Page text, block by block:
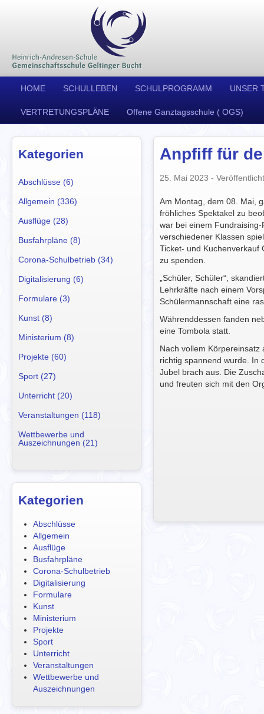
HOME SCHULLEBEN SCHULPROGRAMM UNSER
VERTRETUNGSPLÄNE Offene Ganztagsschule ( OGS)
Kategorien
Abschlüsse (6)
Allgemein (336)
Ausflüge (28)
Busfahrpläne (8)
Corona-Schulbetrieb (34)
Digitalisierung (6)
Formulare (3)
Kunst (8)
Ministerium (8)
Projekte (60)
Sport (27)
Unterricht (20)
Veranstaltungen (118)
Wettbewerbe und
Auszeichnungen (21)
Kategorien
Abschlüsse
Allgemein
Ausflüge
Busfahrpläne
Corona-Schulbetrieb
Digitalisierung
Formulare
Kunst
Ministerium
Projekte
Sport
Unterricht
Veranstaltungen
Wettbewerbe und
Auszeichnungen
Anpfiff für
25. Mai 2023 -
Am Montag, dem 08. Mai,
fröhliches Spektakel zu
war bei einem
verschiedener Klassen
Ticket- und Kuchenverkauf
zu spenden.
„Schüler, Schüler“,
Lehrkräfte nach einem
Schülermannschaft eine
Währenddessen fanden
eine Tombola statt.
Nach vollem
richtig spannend wurde. In
Jubel brach aus. Die
und freuten sich mit den